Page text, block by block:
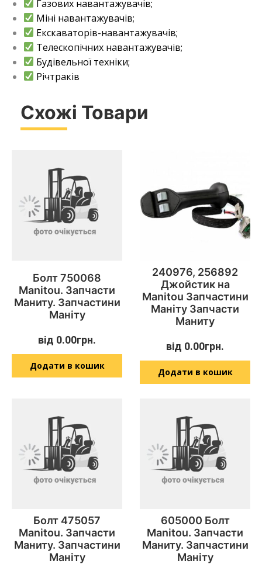
Газових навантажувачів;
Міні навантажувачів;
Екскаваторів-навантажувачів;
Телескопічних навантажувачів;
Будівельної техніки;
Річтраків
Схожі Товари
Болт 750068
Manitou. Запчасти
Маниту. Запчастини
Маніту
від 0.00грн.
Додати в кошик
240976, 256892
Джойстик на
Manitou Запчастини
Маніту Запчасти
Маниту
від 0.00грн.
Додати в кошик
Болт 475057
Manitou. Запчасти
Маниту. Запчастини
Маніту
605000 Болт
Manitou. Запчасти
Маниту. Запчастини
Маніту